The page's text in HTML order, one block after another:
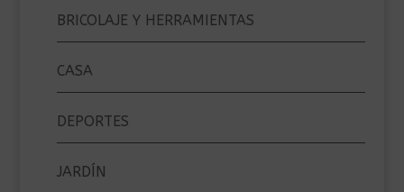
BRICOLAJE Y HERRAMIENTAS
CASA
DEPORTES
JARDÍN